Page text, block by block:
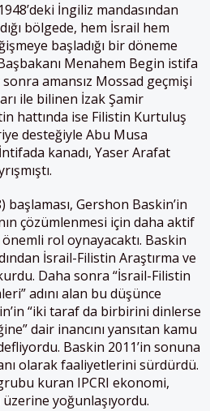
İngiliz mandasından
bölgede, hem İsrail hem
başladığı bir döneme
Menahem Begin istifa
amansız Mossad geçmişi
ile bilinen İzak Şamir
hattında ise Filistin Kurtuluş
desteğiyle Abu Musa
kanadı, Yaser Arafat
başlaması, Gershon Baskin’in
çözümlenmesi için daha aktif
rol oynayacaktı. Baskin
İsrail-Filistin Araştırma ve
Daha sonra “İsrail-Filistin
adını alan bu düşünce
“iki taraf da birbirini dinlerse
dair inancını yansıtan kamu
Baskin 2011’in sonuna
olarak faaliyetlerini sürdürdü.
grubu kuran IPCRI ekonomi,
yoğunlaşıyordu.